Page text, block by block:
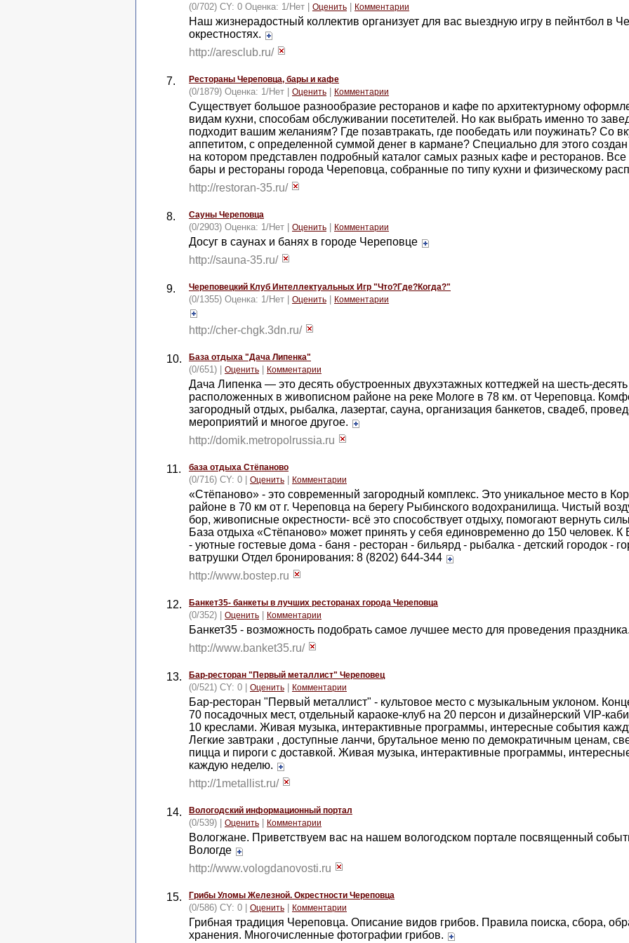
(0/702) CY: 0 Оценка: 1/Нет Оценить Комментарии
Наш жизнерадостный коллектив организует для вас выездную игру в пейнтбол в
окрестностях.
http://aresclub.ru/
7. Рестораны Череповца, бары и кафе
(0/1879) Оценка: 1/Нет Оценить Комментарии
Существует большое разнообразие ресторанов и кафе по архитектурному
видам кухни, способам обслуживании посетителей. Но как выбрать именно то
подходит вашим желаниям? Где позавтракать, где пообедать или поужинать? Со
аппетитом, с определенной суммой денег в кармане? Специально для этого
на котором представлен подробный каталог самых разных кафе и ресторанов.
бары и рестораны города Череповца, собранные по типу кухни и физическому
http://restoran-35.ru/
8. Сауны Череповца
(0/2903) Оценка: 1/Нет Оценить Комментарии
Досуг в саунах и банях в городе Череповце
http://sauna-35.ru/
9. Череповецкий Клуб Интеллектуальных Игр "Что?Где?Когда?"
(0/1355) Оценка: 1/Нет Оценить Комментарии
http://cher-chgk.3dn.ru/
10. База отдыха "Дача Липенка"
(0/651) | Оценить Комментарии
Дача Липенка — это десять обустроенных двухэтажных коттеджей на шесть-
расположенных в живописном районе на реке Мологе в 78 км. от Череповца.
загородный отдых, рыбалка, лазертаг, сауна, организация банкетов, свадеб,
мероприятий и многое другое.
http://domik.metropolrussia.ru
11. база отдыха Стёпаново
(0/716) CY: 0 | Оценить Комментарии
«Стёпаново» - это современный загородный комплекс. Это уникальное место в
районе в 70 км от г. Череповца на берегу Рыбинского водохранилища. Чистый
бор, живописные окрестности- всё это способствует отдыху, помогают вернуть
База отдыха «Стёпаново» может принять у себя единовременно до 150 человек.
- уютные гостевые дома - баня - ресторан - бильярд - рыбалка - детский городок -
ватрушки Отдел бронирования: 8 (8202) 644-344
http://www.bostep.ru
12. Банкет35- банкеты в лучших ресторанах города Череповца
(0/352) | Оценить Комментарии
Банкет35 - возможность подобрать самое лучшее место для проведения
http://www.banket35.ru/
13. Бар-ресторан "Первый металлист" Череповец
(0/521) CY: 0 | Оценить Комментарии
Бар-ресторан "Первый металлист" - культовое место с музыкальным уклоном.
70 посадочных мест, отдельный караоке-клуб на 20 персон и дизайнерский VIP-
10 креслами. Живая музыка, интерактивные программы, интересные события
Легкие завтраки , доступные ланчи, брутальное меню по демократичным ценам,
пицца и пироги с доставкой. Живая музыка, интерактивные программы,
каждую неделю.
http://1metallist.ru/
14. Вологодский информационный портал
(0/539) | Оценить Комментарии
Вологжане. Приветствуем вас на нашем вологодском портале посвященный
Вологде
http://www.vologdanovosti.ru
15. Грибы Уломы Железной. Окрестности Череповца
(0/586) CY: 0 | Оценить Комментарии
Грибная традиция Череповца. Описание видов грибов. Правила поиска, сбора,
хранения. Многочисленные фотографии грибов.